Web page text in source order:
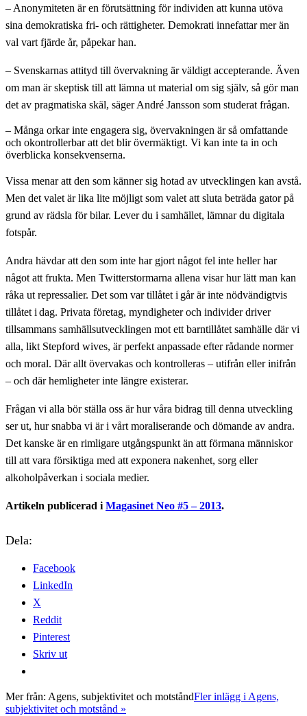
– Anonymiteten är en förutsättning för individen att kunna utöva
sina demokratiska fri- och rättigheter. Demokrati innefattar mer än
val vart fjärde år, påpekar han.
– Svenskarnas attityd till övervakning är väldigt accepterande. Även
om man är skeptisk till att lämna ut material om sig själv, så gör man
det av pragmatiska skäl, säger André Jansson som studerat frågan.
– Många orkar inte engagera sig, övervakningen är så omfattande
och okontrollerbar att det blir övermäktigt. Vi kan inte ta in och
överblicka konsekvenserna.
Vissa menar att den som känner sig hotad av utvecklingen kan avstå.
Men det valet är lika lite möjligt som valet att sluta beträda gator på
grund av rädsla för bilar. Lever du i samhället, lämnar du digitala
fotspår.
Andra hävdar att den som inte har gjort något fel inte heller har
något att frukta. Men Twitterstormarna allena visar hur lätt man kan
råka ut repressalier. Det som var tillåtet i går är inte nödvändigtvis
tillåtet i dag. Privata företag, myndigheter och individer driver
tillsammans samhällsutvecklingen mot ett barntillåtet samhälle där vi
alla, likt Stepford wives, är perfekt anpassade efter rådande normer
och moral. Där allt övervakas och kontrolleras – utifrån eller inifrån
– och där hemligheter inte längre existerar.
Frågan vi alla bör ställa oss är hur våra bidrag till denna utveckling
ser ut, hur snabba vi är i vårt moraliserande och dömande av andra.
Det kanske är en rimligare utgångspunkt än att förmana människor
till att vara försiktiga med att exponera nakenhet, sorg eller
alkoholpåverkan i sociala medier.
Artikeln publicerad i Magasinet Neo #5 – 2013.
Dela:
Facebook
LinkedIn
X
Reddit
Pinterest
Skriv ut
Mer från: Agens, subjektivitet och motståndFler inlägg i Agens,
subjektivitet och motstånd »